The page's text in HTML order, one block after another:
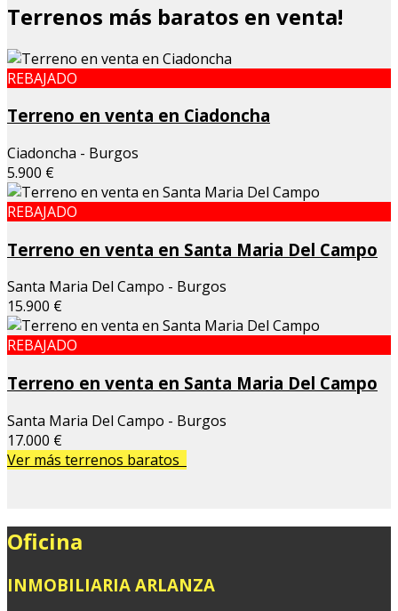
Terrenos más baratos en venta!
REBAJADO
Terreno en venta en Ciadoncha
Ciadoncha - Burgos
5.900 €
REBAJADO
Terreno en venta en Santa Maria Del Campo
Santa Maria Del Campo - Burgos
15.900 €
REBAJADO
Terreno en venta en Santa Maria Del Campo
Santa Maria Del Campo - Burgos
17.000 €
Ver más terrenos baratos
Oficina
INMOBILIARIA ARLANZA